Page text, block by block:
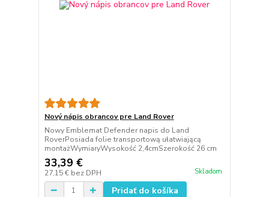
Nový nápis obrancov pre Land Rover
Nowy Emblemat Defender napis do Land
RoverPosiada folie transportową ułatwiającą
montażWymiaryWysokość 2,4cmSzerokość 26 cm
33,39 €
27,15 € bez DPH Skladom
Pridať do košíka